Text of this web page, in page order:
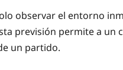
observar el entorno
previsión permite a
un partido.